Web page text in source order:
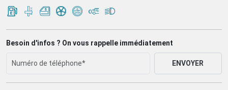
Besoin d'infos ? On vous rappelle immédiatement
ENVOYER